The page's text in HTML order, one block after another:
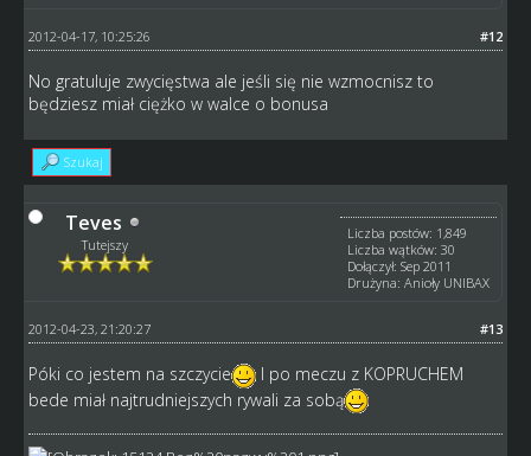
#12
2012-04-17, 10:25:26
No gratuluje zwycięstwa ale jeśli się nie wzmocnisz to
będziesz miał ciężko w walce o bonusa
Szukaj
Teves
Tutejszy
Liczba postów: 1,849
Liczba wątków: 30
Dołączył: Sep 2011
Drużyna: Anioły UNIBAX
#13
2012-04-23, 21:20:27
Póki co jestem na szczycie
I po meczu z KOPRUCHEM
bede miał najtrudniejszych rywali za sobą